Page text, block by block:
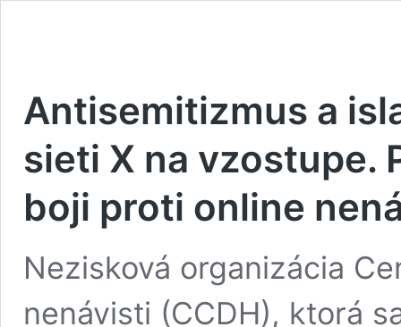
Antisemitizmus a
sieti X na vzostupe.
boji proti online
Nezisková organizácia
nenávisti (CCDH), ktorá